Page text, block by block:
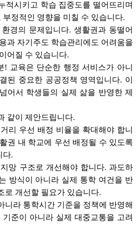
적시키고 학습 집중도를 떨어뜨리며
정적인 영향을 미칠 수 있습니다.
경의 문제입니다. 생활권과 동떨어
과 자기주도 학습관리에도 어려움을
어질 수 있습니다.
! 교육은 단순한 행정 서비스가 아니
된 중요한 공공정책 영역입니다. 이
어서 학생들의 실제 삶을 반영한 제
같이 제안드립니다.
리 우선 배정 비율을 확대해야 합니
권 내 학교에 우선 배정될 수 있도록
다.
망 구조로 개선해야 합니다. 과도하
방식이 아니라 실제 통학 여건을 반
로 개선할 필요가 있습니다.
니라 통학시간 기준을 정책에 반영해
준이 아니라 실제 대중교통을 고려